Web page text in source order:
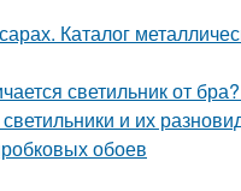
Каталог
светильник от
и их
обоев